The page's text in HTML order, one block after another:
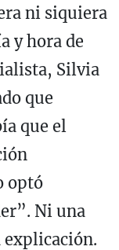
ni siquiera
y hora de
Silvia
que
que el
optó
Ni una